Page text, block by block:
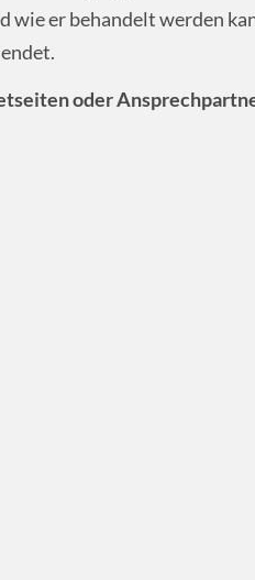
wie er behandelt werden
oder